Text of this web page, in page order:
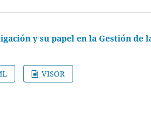
y su papel en la Gestión de
VISOR